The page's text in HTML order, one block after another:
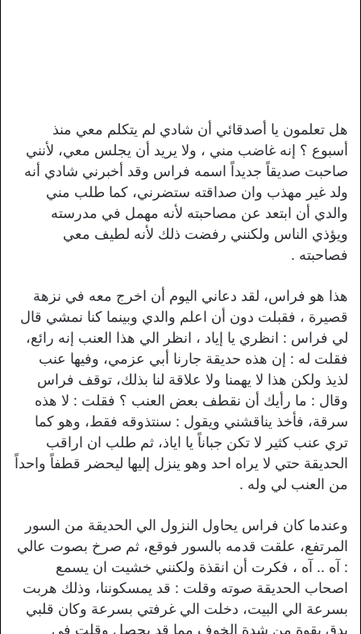
هل تعلمون يا أصدقائي أن شادي لم يتكلم معي منذ
أسبوع ؟ إنه غاضب مني ، ولا يريد أن يجلس معي، لأنني
صاحبت صديقاً جديداً اسمه فراس وقد أخبرني شادي أنه
ولد غير مهذب وان صداقته ستضرني، كما طلب مني
والدي أن ابتعد عن مصاحبته لأنه مهمل في مدرسته
ويؤذي الناس ولكنني رفضت ذلك لأنه لطيف معي
فصاحبته .
هذا هو فراس، لقد دعاني اليوم أن اخرج معه في نزهة
قصيرة ، فقبلت دون أن اعلم والدي وبينما كنا نمشي قال
لي فراس : انظري يا إياد ، انظر الي هذا العنب إنه رائع،
فقلت له : إن هذه حديقة جارنا أبي عزمي، وفيها عنب
لذيذ ولكن هذا لا يهمنا ولا علاقة لنا بذلك، توقف فراس
وقال : ما رأيك أن نقطف بعض العنب ؟ فقلت : لا هذه
سرقة، فأخذ يناقشني ويقول : سنتذوقه فقط، وهو كما
تري عنب كثير لا تكن جباناً يا اياذ، ثم طلب ان اراقب
الحديقة حتي لا يراه احد وهو ينزل إليها ليحضر قطفاً واحداً
من العنب لي وله .
وعندما كان فراس يحاول النزول الي الحديقة من السور
المرتفع، علقت قدمه بالسور فوقع، ثم صرخ بصوت عالي
: آه .. آه ، فكرت أن انقذة ولكنني خشيت ان يسمع
اصحاب الحديقة صوته وقلت : قد يمسكوننا، وذلك هربت
بسرعة الي البيت، دخلت الي غرفتي بسرعة وكان قلبي
يدق بقوة من شدة الخوف مما قد يحصل وقلت في